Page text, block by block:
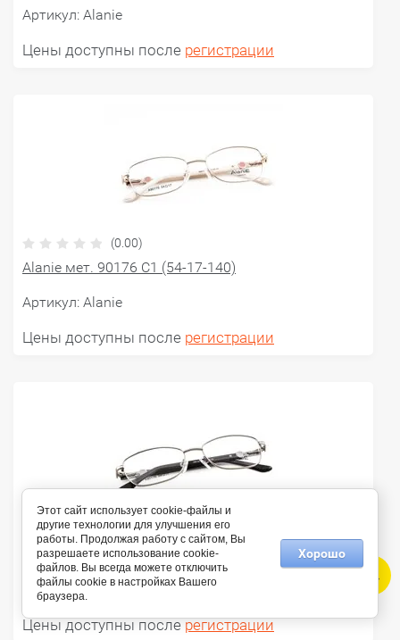
Артикул: Alanie
Цены доступны после регистрации
(0.00)
Alanie мет. 90176 C1 (54-17-140)
Артикул: Alanie
Цены доступны после регистрации
(0.00)
Alanie мет. 90176 C3 (54-17-140)
Артикул:Alanie
Цены доступны после регистрации
Этот сайт использует cookie-файлы и
другие технологии для улучшения его
работы. Продолжая работу с сайтом, Вы
разрешаете использование cookie-
файлов. Вы всегда можете отключить
файлы cookie в настройках Вашего
браузера.
Хорошо